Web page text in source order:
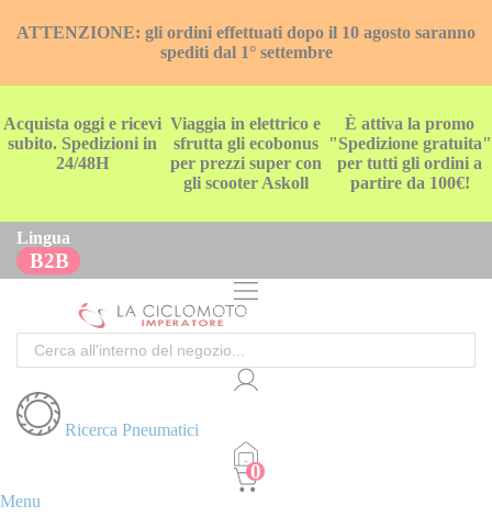
ATTENZIONE: gli ordini effettuati dopo il 10 agosto saranno
spediti dal 1° settembre
Acquista oggi e ricevi
subito. Spedizioni in
24/48H
Viaggia in elettrico e
sfrutta gli ecobonus
per prezzi super con
gli scooter Askoll
È attiva la promo
"Spedizione gratuita"
per tutti gli ordini a
partire da 100€!
Lingua
B2B
Cerca
Ricerca Pneumatici
Menu